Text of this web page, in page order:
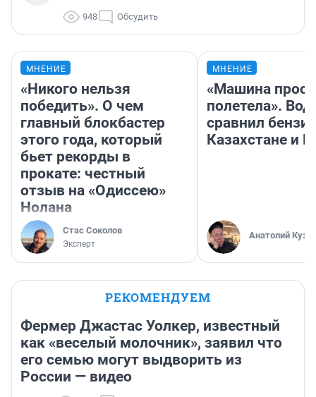
948 Обсудить
МНЕНИЕ
«Никого нельзя
победить». О чем
главный блокбастер
этого года, который
бьет рекорды в
прокате: честный
отзыв на «Одиссею»
Нолана
Стас Соколов
Эксперт
МНЕНИЕ
«Машина
полетела».
сравнил
Казахстане и
Анатолий
РЕКОМЕНДУЕМ
Фермер Джастас Уолкер, известный
как «веселый молочник», заявил что
его семью могут выдворить из
России — видео